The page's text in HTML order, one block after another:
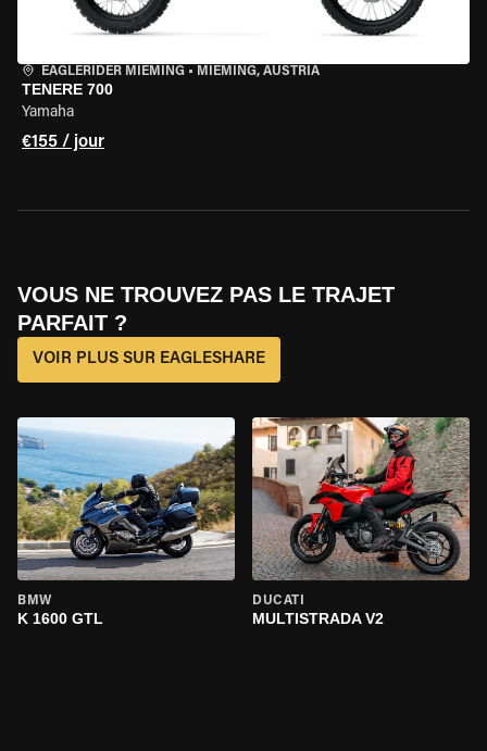
EAGLERIDER MIEMING • MIEMING, AUSTRIA
TENERE 700
Yamaha
€155 / jour
VOUS NE TROUVEZ PAS LE TRAJET
PARFAIT ?
VOIR PLUS SUR EAGLESHARE
BMW
K 1600 GTL
DUCATI
MULTISTRADA V2